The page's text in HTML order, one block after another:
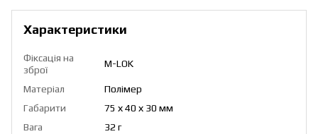
Характеристики
Фіксація на
зброї
M-LOK
Матеріал
Полімер
Габарити
75 х 40 х 30 мм
Вага
32 г